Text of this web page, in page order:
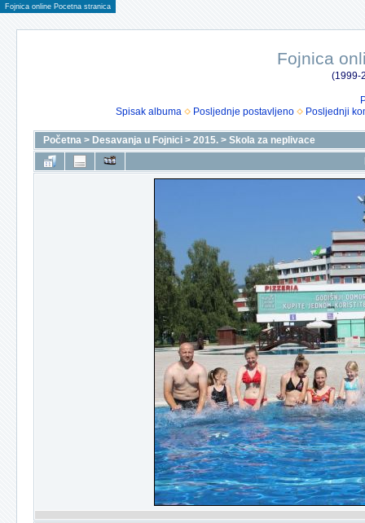
Fojnica online Pocetna stranica
Fojnica
(1999-
Spisak albuma
Posljednje postavljeno Posljednji
Početna > Desavanja u Fojnici > 2015. > Skola za neplivace